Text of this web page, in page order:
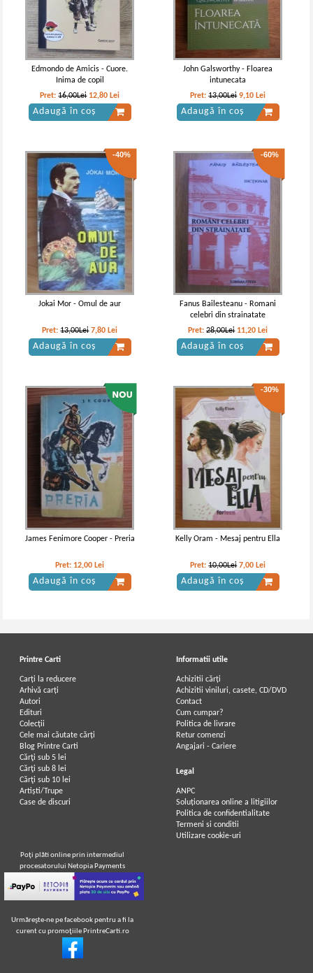
(2 volume)
capitol (2 volume)
John Galsworthy - Sfarsit de capitol
(3 volume)
John Galsworthy - Sfarsit de
capitol, volumul 1. In asteptare...
John Galsworthy - Sfarsit de capitol
(volumul 1)
John Galsworthy - Sfarsit de capitol
(volumul 2)
capitol, volumul 2. Pustietate in
John Galsworthy - Sfarsit de capitol
(volumele 1 si 2)
John Galsworthy - Sfarsit de capitol
(volumul 2)
Edmondo de Amicis - Cuore.
Inima de copil
Pret:16,00Lei 12,80 Lei
Adaugă în coș
John Galsworthy - Floarea
intunecata
Pret:13,00Lei 9,10 Lei
Adaugă în coș
-40%
Jokai Mor - Omul de aur
Pret:13,00Lei 7,80 Lei
Adaugă în coș
-60%
Fanus Bailesteanu - Romani
celebri din strainatate
Pret:28,00Lei 11,20 Lei
Adaugă în coș
James Fenimore Cooper - Preria
Pret: 12,00 Lei
Adaugă în coș
-30%
Kelly Oram - Mesaj pentru Ella
Pret:10,00Lei 7,00 Lei
Adaugă în coș
Printre Carti
Carți la reducere
Arhivă carți
Autori
Edituri
Colecții
Cele mai căutate cărți
Blog Printre Carti
Cărţi sub 5 lei
Cărţi sub 8 lei
Cărţi sub 10 lei
Artiști/Trupe
Case de discuri
Informatii utile
Achizitii cărți
Achizitii viniluri, casete, CD/DVD
Contact
Cum cumpar?
Politica de livrare
Retur comenzi
Angajari - Cariere
Legal
ANPC
Soluționarea online a litigiilor
Politica de confidentialitate
Termeni si conditii
Utilizare cookie-uri
Poţi plăti online prin intermediul
procesatorului Netopia Payments
Urmăreşte-ne pe facebook pentru a fi la
curent cu promoţiile PrintreCarti.ro